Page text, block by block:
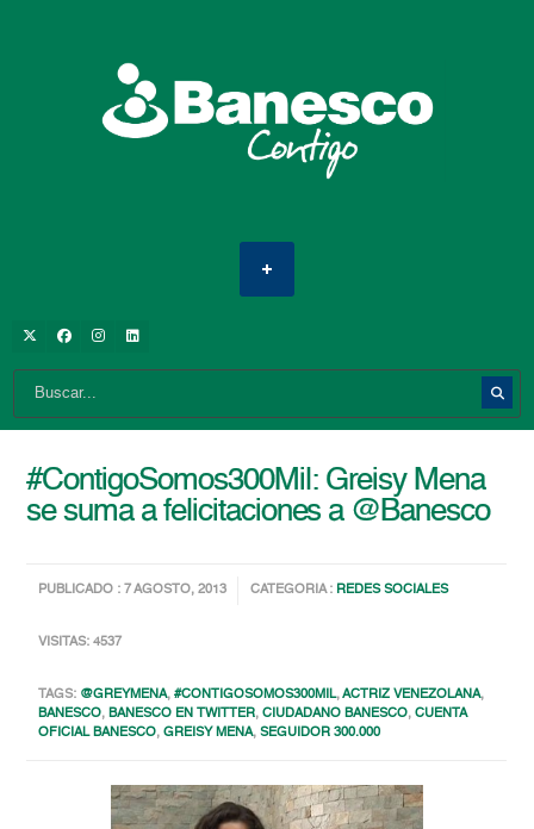
#ContigoSomos300Mil: Greisy Mena
se suma a felicitaciones a @Banesco
PUBLICADO : 7 AGOSTO, 2013 CATEGORIA : REDES SOCIALES
VISITAS: 4537
TAGS: @GREYMENA,#CONTIGOSOMOS300MIL,ACTRIZ VENEZOLANA,
BANESCO,BANESCO EN TWITTER,CIUDADANO BANESCO,CUENTA
OFICIAL BANESCO,GREISY MENA,SEGUIDOR 300.000